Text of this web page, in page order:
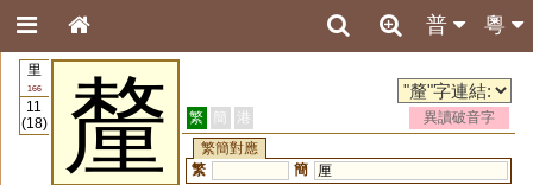
粵
普
里
166
11
(18)
釐 繁 簡 港
異讀破音字
繁簡對應
繁
簡
厘